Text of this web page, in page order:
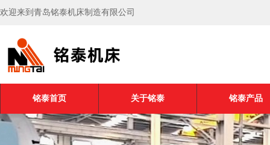
欢迎来到青岛铭泰机床制造有限公司
铭泰首页 关于铭泰 铭泰产品